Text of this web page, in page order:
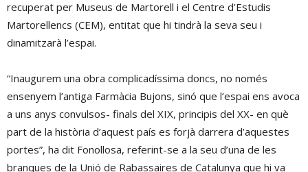
recuperat per Museus de Martorell i el Centre d’Estudis
Martorellencs (CEM), entitat que hi tindrà la seva seu i
dinamitzarà l’espai.
“Inaugurem una obra complicadíssima doncs, no només
ensenyem l’antiga Farmàcia Bujons, sinó que l’espai ens avoca
a uns anys convulsos- finals del XIX, principis del XX- en què
part de la història d’aquest país es forjà darrera d’aquestes
portes”, ha dit Fonollosa, referint-se a la seu d’una de les
branques de la Unió de Rabassaires de Catalunya que hi va